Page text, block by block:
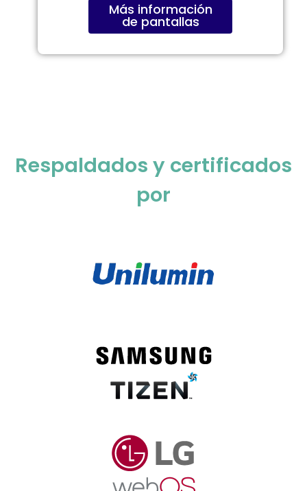
Más información
de pantallas
Respaldados y certificados
por